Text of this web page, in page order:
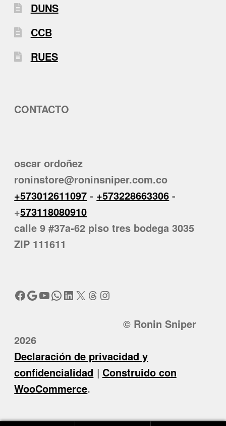
DUNS
CCB
RUES
CONTACTO
oscar ordoñez
roninstore@roninsniper.com.co
+573012611097 - +573228663306 -
+573118080910
calle 9 #37a-62 piso tres bodega 3035
ZIP 111611
Facebook
Google
YouTube
WhatsApp
LinkedIn
X Threads
Instagram
© Ronin Sniper
2026
Declaración de privacidad y
confidencialidad
Construido con
WooCommerce.